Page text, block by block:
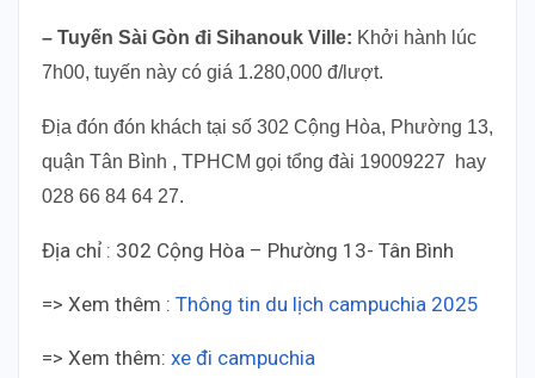
– Tuyến Sài Gòn đi Sihanouk Ville: Khởi hành lúc
7h00, tuyến này có giá 1.280,000 đ/lượt.
Địa đón đón khách tại số 302 Cộng Hòa, Phường 13,
quận Tân Bình , TPHCM gọi tổng đài 19009227 hay
028 66 84 64 27.
Địa chỉ : 302 Cộng Hòa – Phường 13- Tân Bình
=> Xem thêm : Thông tin du lịch campuchia 2025
=> Xem thêm: xe đi campuchia